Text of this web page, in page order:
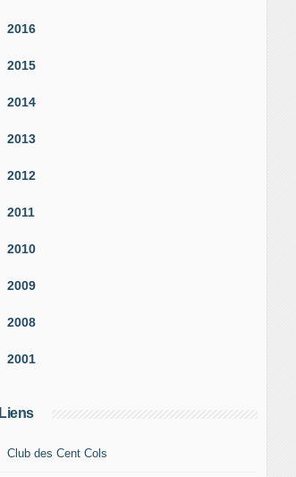
2016
2015
2014
2013
2012
2011
2010
2009
2008
2001
Liens
Club des Cent Cols